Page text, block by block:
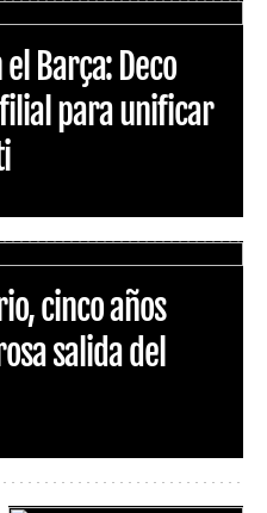
Barça: Deco
para unificar
cinco años
salida del